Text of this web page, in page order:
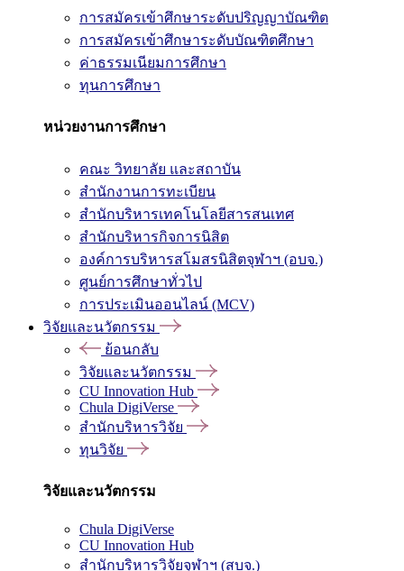
การสมัครเข้าศึกษาระดับปริญญาบัณฑิต
การสมัครเข้าศึกษาระดับบัณฑิตศึกษา
ค่าธรรมเนียมการศึกษา
ทุนการศึกษา
หน่วยงานการศึกษา
คณะ วิทยาลัย และสถาบัน
สำนักงานการทะเบียน
สำนักบริหารเทคโนโลยีสารสนเทศ
สำนักบริหารกิจการนิสิต
องค์การบริหารสโมสรนิสิตจุฬาฯ (อบจ.)
ศูนย์การศึกษาทั่วไป
การประเมินออนไลน์ (MCV)
วิจัยและนวัตกรรม
ย้อนกลับ
วิจัยและนวัตกรรม
CU Innovation Hub
Chula DigiVerse
สำนักบริหารวิจัย
ทุนวิจัย
วิจัยและนวัตกรรม
Chula DigiVerse
CU Innovation Hub
สำนักบริหารวิจัยจุฬาฯ (สบจ.)